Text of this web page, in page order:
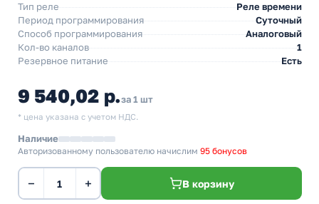
Тип реле
Реле времени
Период программирования
Суточный
Способ программирования
Аналоговый
Кол-во каналов
1
Резервное питание
Есть
9 540,02 р.за 1 шт
* цена указана с учетом НДС.
Наличие
Авторизованному пользователю начислим 95 бонусов
− + В корзину